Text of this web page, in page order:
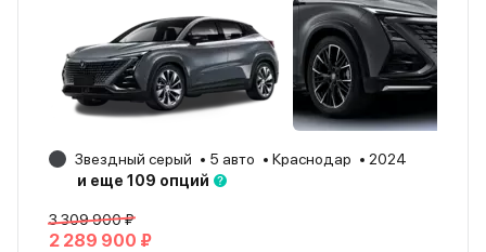
Звездный серый 5 авто Краснодар
2024
и еще 109 опций
3 309 900 ₽
2 289 900 ₽